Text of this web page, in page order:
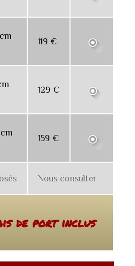
119 €
129 €
159 €
Nous consulter
de port inclus